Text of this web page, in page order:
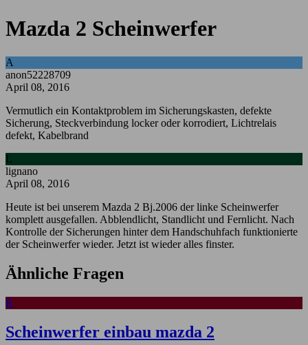
Mazda 2 Scheinwerfer
A
anon52228709
April 08, 2016
Vermutlich ein Kontaktproblem im Sicherungskasten, defekte
Sicherung, Steckverbindung locker oder korrodiert, Lichtrelais
defekt, Kabelbrand
L
lignano
April 08, 2016
Heute ist bei unserem Mazda 2 Bj.2006 der linke Scheinwerfer
komplett ausgefallen. Abblendlicht, Standlicht und Fernlicht. Nach
Kontrolle der Sicherungen hinter dem Handschuhfach funktionierte
der Scheinwerfer wieder. Jetzt ist wieder alles finster.
Ähnliche Fragen
R
Scheinwerfer einbau mazda 2